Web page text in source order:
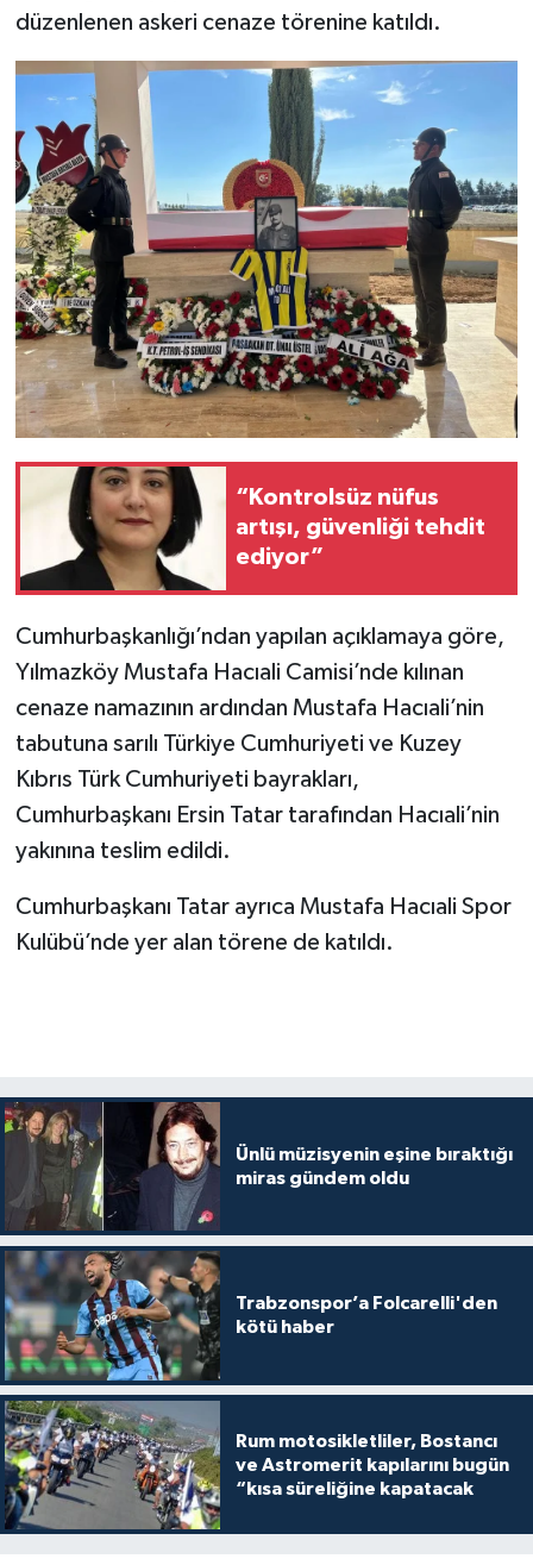
düzenlenen askeri cenaze törenine katıldı.
“Kontrolsüz nüfus
artışı, güvenliği tehdit
ediyor”
Cumhurbaşkanlığı’ndan yapılan açıklamaya göre,
Yılmazköy Mustafa Hacıali Camisi’nde kılınan
cenaze namazının ardından Mustafa Hacıali’nin
tabutuna sarılı Türkiye Cumhuriyeti ve Kuzey
Kıbrıs Türk Cumhuriyeti bayrakları,
Cumhurbaşkanı Ersin Tatar tarafından Hacıali’nin
yakınına teslim edildi.
Cumhurbaşkanı Tatar ayrıca Mustafa Hacıali Spor
Kulübü’nde yer alan törene de katıldı.
Ünlü müzisyenin eşine bıraktığı
miras gündem oldu
Trabzonspor’a Folcarelli'den
kötü haber
Rum motosikletliler, Bostancı
ve Astromerit kapılarını bugün
“kısa süreliğine kapatacak